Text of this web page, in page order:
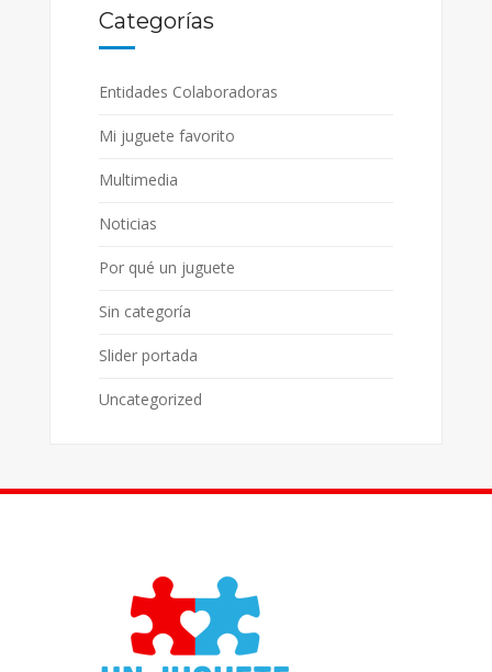
Categorías
Entidades Colaboradoras
Mi juguete favorito
Multimedia
Noticias
Por qué un juguete
Sin categoría
Slider portada
Uncategorized